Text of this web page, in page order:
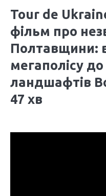
Tour de
фільм про
Полтавщини:
мегаполісу
ландшафтів
47 хв